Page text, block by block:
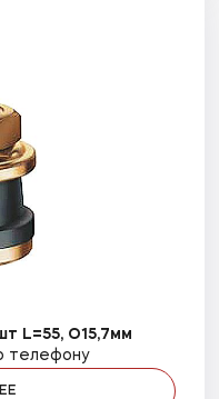
L=55, O15,7мм
телефону